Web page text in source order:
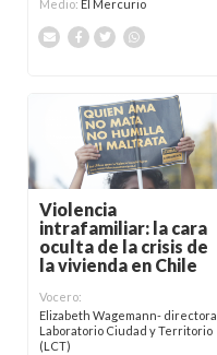
Medio: El Mercurio
Violencia
intrafamiliar: la cara
oculta de la crisis de
la vivienda en Chile
Vocero:
Elizabeth Wagemann- directora
Laboratorio Ciudad y Territorio
(LCT)